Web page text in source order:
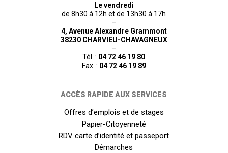
Le vendredi
de 8h30 à 12h et de 13h30 à 17h
–
4, Avenue Alexandre Grammont
38230 CHARVIEU-CHAVAGNEUX
–
Tél. : 04 72 46 19 80
Fax. : 04 72 46 19 89
ACCÈS RAPIDE AUX SERVICES
Offres d’emplois et de stages
Papier-Citoyenneté
RDV carte d’identité et passeport
Démarches